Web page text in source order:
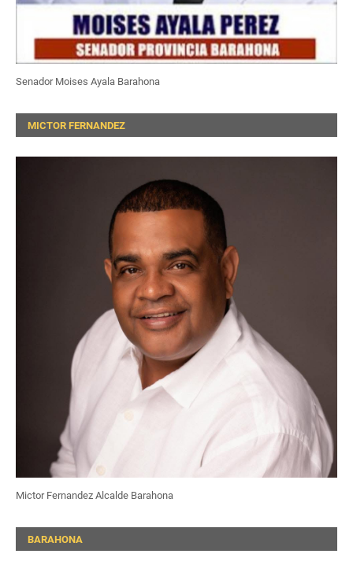
Senador Moises Ayala Barahona
MICTOR FERNANDEZ
Mictor Fernandez Alcalde Barahona
BARAHONA